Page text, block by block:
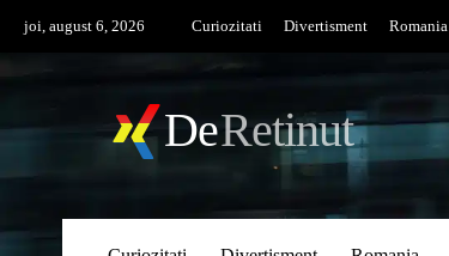
joi, august 6, 2026 Curiozitati Divertisment Romania
DeRetinut